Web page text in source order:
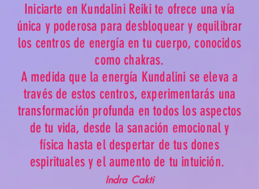
Iniciarte en Kundalini Reiki te ofrece una vía
única y poderosa para desbloquear y equilibrar
los centros de energía en tu cuerpo, conocidos
como chakras.
A medida que la energía Kundalini se eleva a
través de estos centros, experimentarás una
transformación profunda en todos los aspectos
de tu vida, desde la sanación emocional y
física hasta el despertar de tus dones
espirituales y el aumento de tu intuición.
Indra Cakti